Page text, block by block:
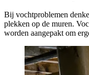
Bij vochtproblemen
plekken op de muren.
worden aangepakt om